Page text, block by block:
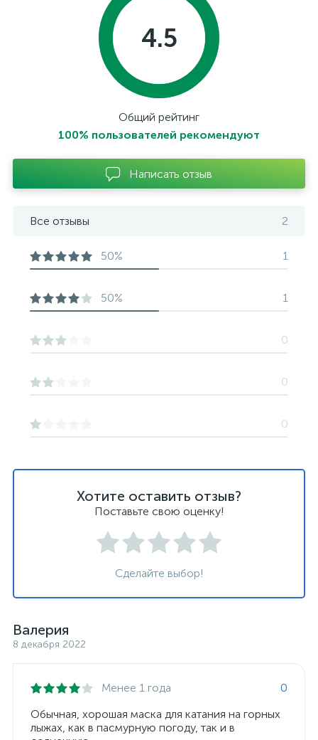
Хотите оставить отзыв?
Поставьте свою оценку!
Сделайте выбор!
Валерия
8 декабря 2022
Менее 1 года
0
Обычная, хорошая маска для катания на горных
лыжах, как в пасмурную погоду, так и в
4.5
Общий рейтинг
100% пользователей рекомендуют
Написать отзыв
Все отзывы 2
50% 1
50% 1
0
0
0